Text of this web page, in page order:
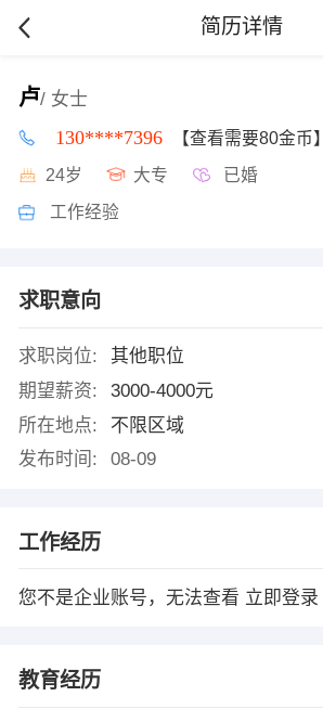
简历详情
卢/ 女士
130****7396 【查看需要80金币】
24岁 大专 已婚
工作经验
求职意向
求职岗位:
其他职位
期望薪资:
3000-4000元
所在地点:
不限区域
发布时间:
08-09
工作经历
您不是企业账号，无法查看 立即登录
教育经历